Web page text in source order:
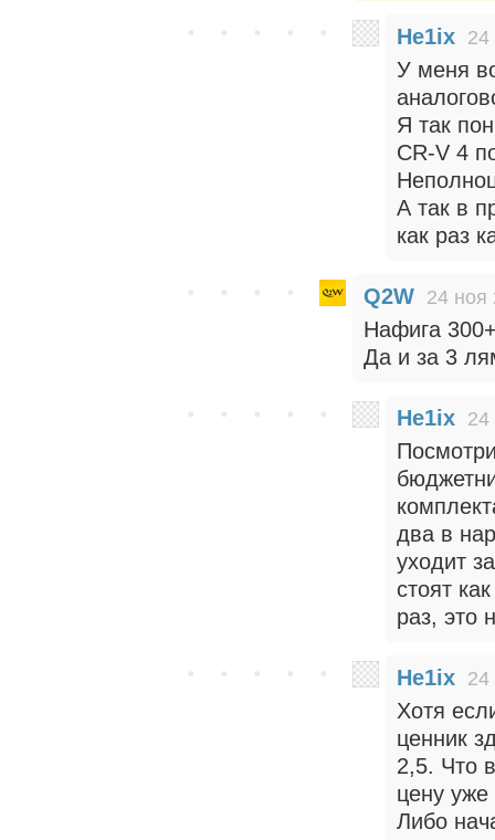
He1ix 24
У меня
Я так
CR-V 4
А так в
как раз
Q2W 24 ноя
Нафига
Да и за 3
He1ix 24
два в
уходит
стоят
раз, это
He1ix 24
Хотя
ценник
2,5. Что
цену уже
Либо